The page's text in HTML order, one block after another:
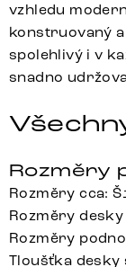
vzhledu
konstruovaný
spolehlivý i v
snadno
Rozměry
Rozměry cca:
Rozměry
Rozměry
Tloušťka desky